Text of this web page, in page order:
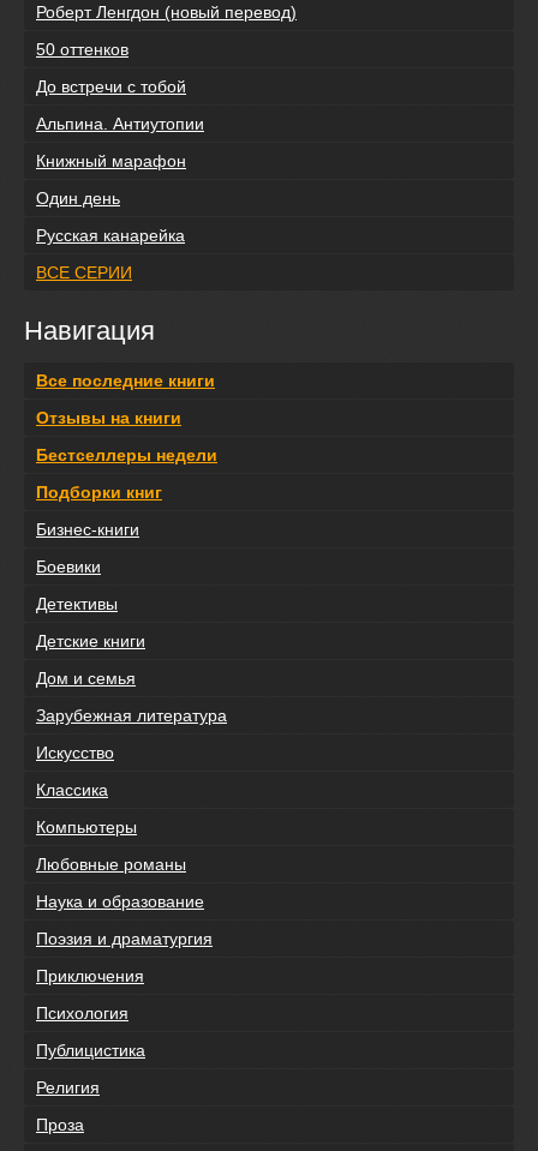
Роберт Ленгдон (новый перевод)
50 оттенков
До встречи с тобой
Альпина. Антиутопии
Книжный марафон
Один день
Русская канарейка
ВСЕ СЕРИИ
Навигация
Все последние книги
Отзывы на книги
Бестселлеры недели
Подборки книг
Бизнес-книги
Боевики
Детективы
Детские книги
Дом и семья
Зарубежная литература
Искусство
Классика
Компьютеры
Любовные романы
Наука и образование
Поэзия и драматургия
Приключения
Психология
Публицистика
Религия
Проза